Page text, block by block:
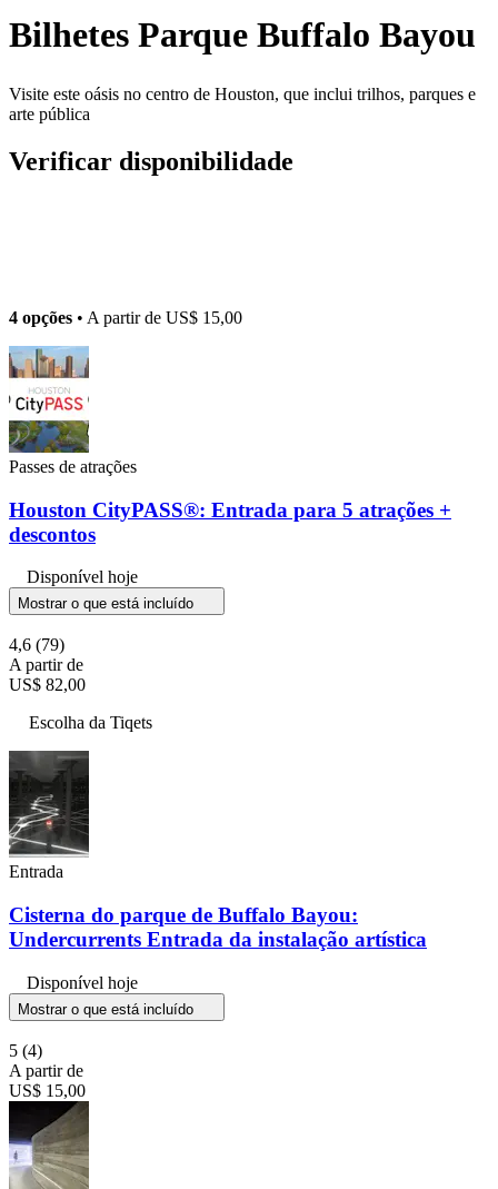
Bilhetes Parque Buffalo Bayou
Visite este oásis no centro de Houston, que inclui trilhos, parques e
arte pública
Verificar disponibilidade
4 opções • A partir de US$ 15,00
Passes de atrações
Houston CityPASS®: Entrada para 5 atrações +
descontos
Disponível hoje
Mostrar o que está incluído
4,6 (79)
A partir de
US$ 82,00
Escolha da Tiqets
Entrada
Cisterna do parque de Buffalo Bayou:
Undercurrents Entrada da instalação artística
Disponível hoje
Mostrar o que está incluído
5 (4)
A partir de
US$ 15,00